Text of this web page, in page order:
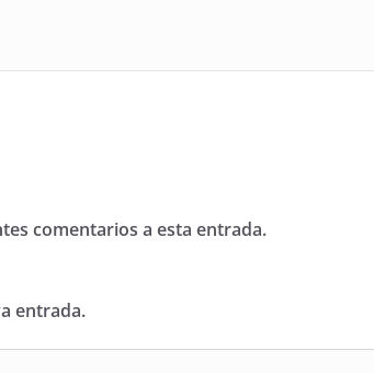
comentarios a esta entrada.
entrada.